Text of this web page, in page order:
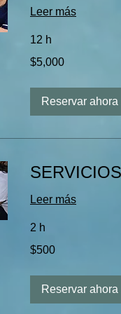
Leer más
12 h
pesos
$5,000
Reservar ahora
Leer más
2 h
pesos
$500
Reservar ahora